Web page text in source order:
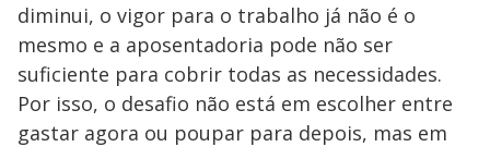
diminui, o vigor para o trabalho já não é o
mesmo e a aposentadoria pode não ser
suficiente para cobrir todas as necessidades.
Por isso, o desafio não está em escolher entre
gastar agora ou poupar para depois, mas em